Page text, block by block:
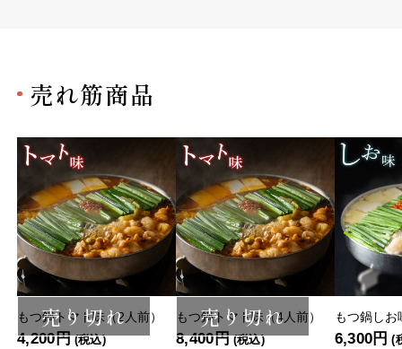
売れ筋商品
売り切れ
もつ鍋トマト味（2人前）
4,200円 (税込)
売り切れ
もつ鍋トマト味（4人前）
8,400円 (税込)
もつ鍋しお
6,300円 (